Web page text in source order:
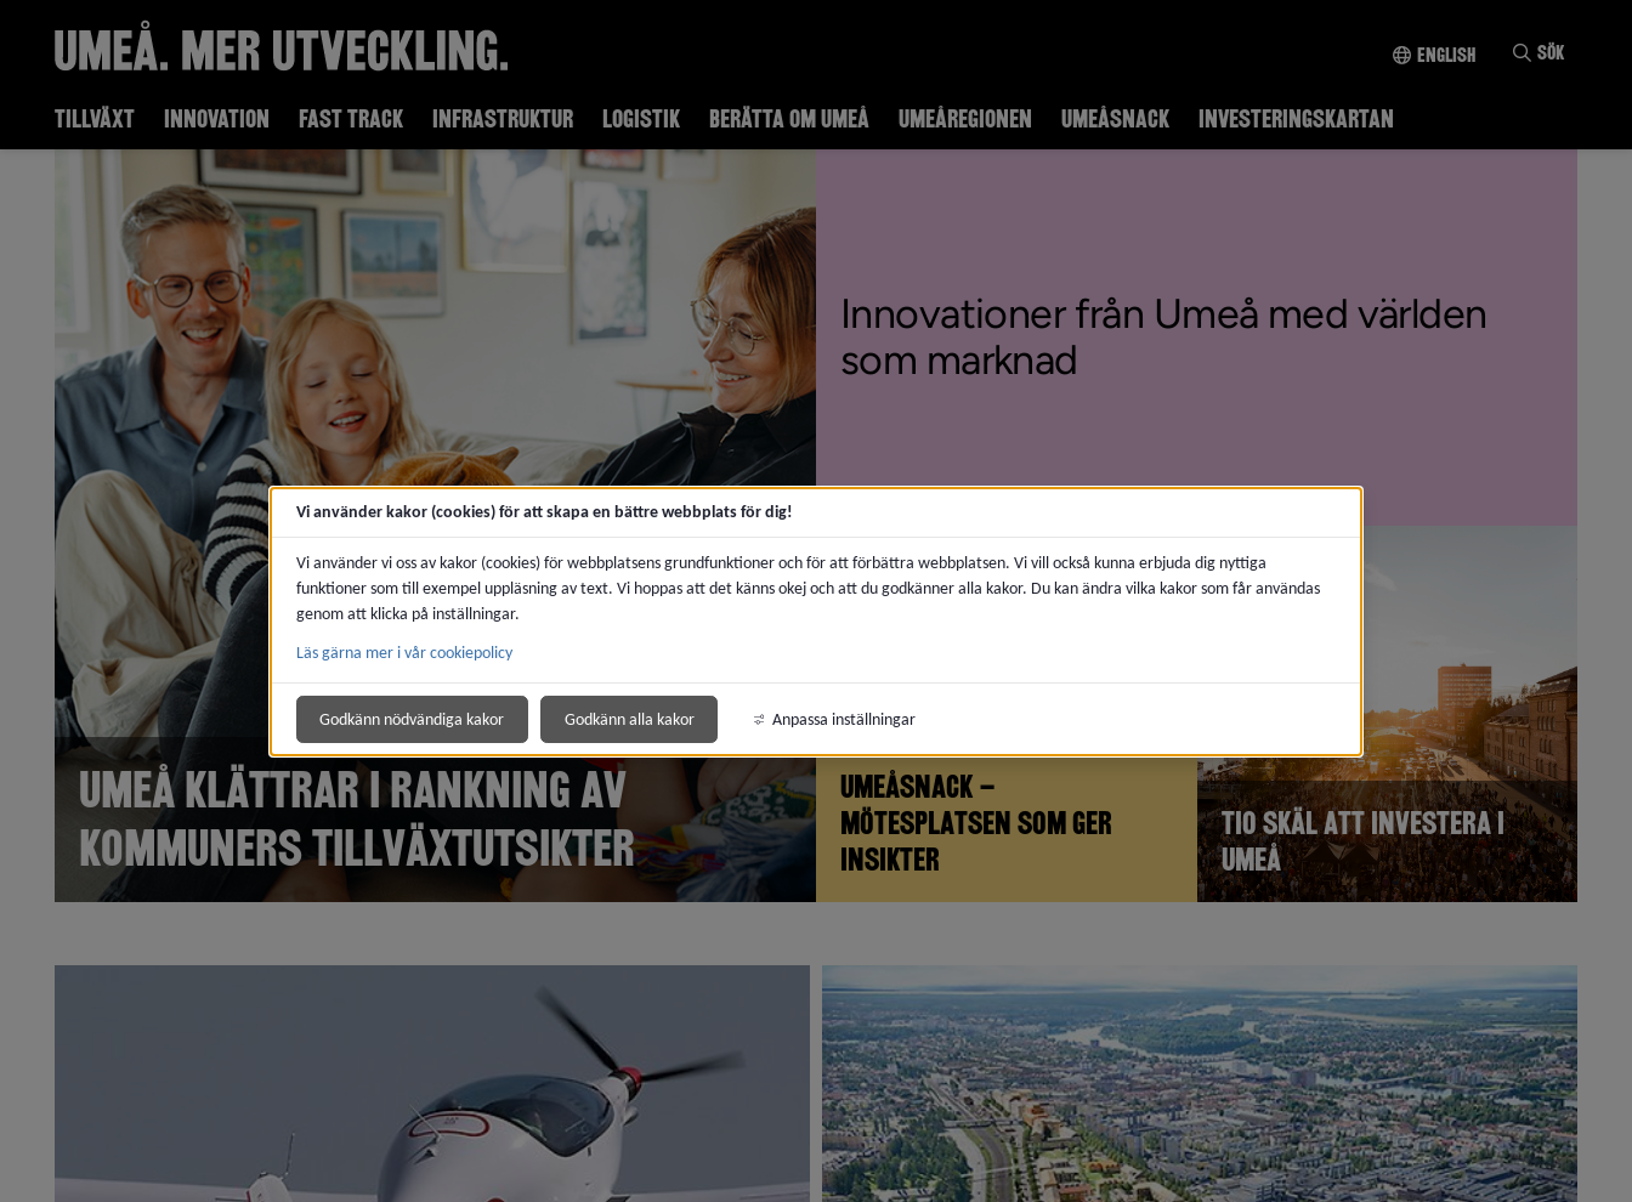
English Sök
TILLVÄXT INNOVATION FAST TRACK INFRASTRUKTUR LOGISTIK BERÄTTA OM UMEÅ UMEÅREGIONEN UMEÅSNACK INVESTERINGSKARTAN
Umeå klättrar i rankning av
kommuners tillväxtutsikter
Innovationer från Umeå med världen
som marknad
Umeåsnack –
mötesplatsen som ger
insikter
Tio skäl att investera i
Umeå
Vi använder kakor (cookies) för att skapa en bättre webbplats för dig!
Vi använder vi oss av kakor (cookies) för webbplatsens grundfunktioner och för att förbättra webbplatsen. Vi vill också kunna erbjuda dig nyttiga
funktioner som till exempel uppläsning av text. Vi hoppas att det känns okej och att du godkänner alla kakor. Du kan ändra vilka kakor som får användas
genom att klicka på inställningar.
Läs gärna mer i vår cookiepolicy
Godkänn nödvändiga kakor Godkänn alla kakor Anpassa inställningar